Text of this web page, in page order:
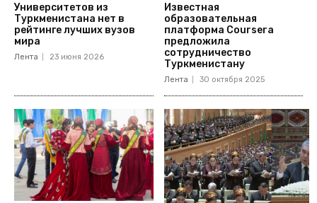
Университетов из
Туркменистана нет в
рейтинге лучших вузов
мира
Лента 23 июня 2026
Известная
образовательная
платформа Coursera
предложила
сотрудничество
Туркменистану
Лента 30 октября 2025